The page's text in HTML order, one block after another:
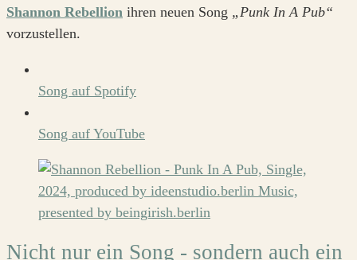
Shannon Rebellion ihren neuen Song „Punk In A Pub“
vorzustellen.
Song auf Spotify
Song auf YouTube
Nicht nur ein Song - sondern auch ein